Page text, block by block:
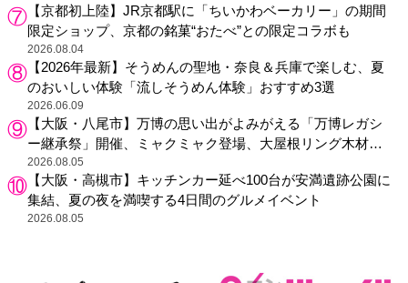
【京都初上陸】JR京都駅に「ちいかわベーカリー」の期間
限定ショップ、京都の銘菓“おたべ”との限定コラボも
2026.08.04
【2026年最新】そうめんの聖地・奈良＆兵庫で楽しむ、夏
のおいしい体験「流しそうめん体験」おすすめ3選
2026.06.09
【大阪・八尾市】万博の思い出がよみがえる「万博レガシ
ー継承祭」開催、ミャクミャク登場、大屋根リング木材展
示も
2026.08.05
【大阪・高槻市】キッチンカー延べ100台が安満遺跡公園に
集結、夏の夜を満喫する4日間のグルメイベント
2026.08.05